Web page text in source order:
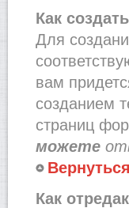
Как
Для
вам
созданием
страниц
можете
Как